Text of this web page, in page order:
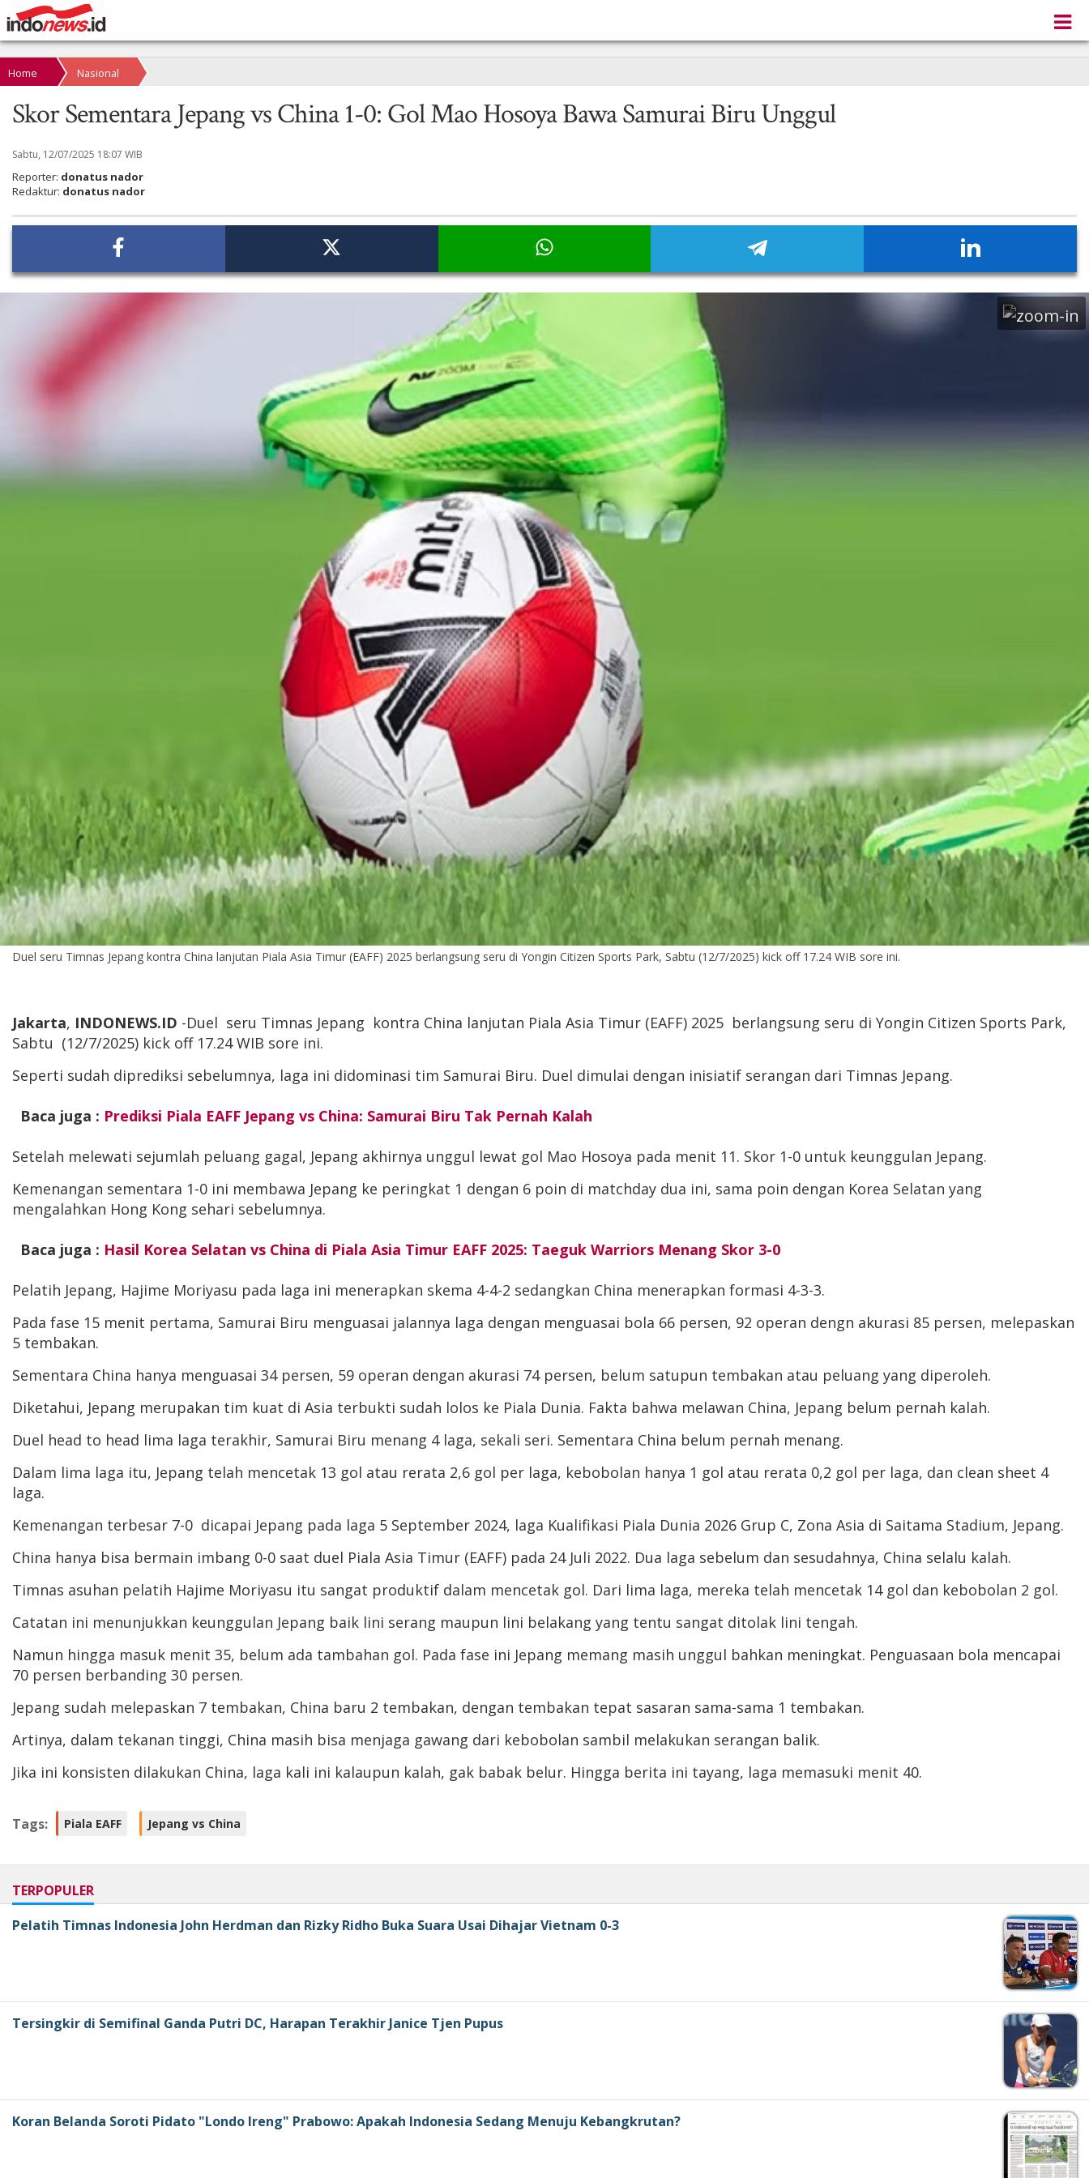
Home Nasional
Skor Sementara Jepang vs China 1-0: Gol Mao Hosoya Bawa Samurai Biru Unggul
Sabtu, 12/07/2025 18:07 WIB
Reporter: donatus nador
Redaktur: donatus nador
Duel seru Timnas Jepang kontra China lanjutan Piala Asia Timur (EAFF) 2025 berlangsung seru di Yongin Citizen Sports Park, Sabtu (12/7/2025) kick off 17.24 WIB sore ini.
Jakarta, INDONEWS.ID -Duel seru Timnas Jepang kontra China lanjutan Piala Asia Timur (EAFF) 2025 berlangsung seru di Yongin Citizen Sports Park,
Sabtu (12/7/2025) kick off 17.24 WIB sore ini.
Seperti sudah diprediksi sebelumnya, laga ini didominasi tim Samurai Biru. Duel dimulai dengan inisiatif serangan dari Timnas Jepang.
Baca juga : Prediksi Piala EAFF Jepang vs China: Samurai Biru Tak Pernah Kalah
Setelah melewati sejumlah peluang gagal, Jepang akhirnya unggul lewat gol Mao Hosoya pada menit 11. Skor 1-0 untuk keunggulan Jepang.
Kemenangan sementara 1-0 ini membawa Jepang ke peringkat 1 dengan 6 poin di matchday dua ini, sama poin dengan Korea Selatan yang
mengalahkan Hong Kong sehari sebelumnya.
Baca juga : Hasil Korea Selatan vs China di Piala Asia Timur EAFF 2025: Taeguk Warriors Menang Skor 3-0
Pelatih Jepang, Hajime Moriyasu pada laga ini menerapkan skema 4-4-2 sedangkan China menerapkan formasi 4-3-3.
Pada fase 15 menit pertama, Samurai Biru menguasai jalannya laga dengan menguasai bola 66 persen, 92 operan dengn akurasi 85 persen, melepaskan
5 tembakan.
Sementara China hanya menguasai 34 persen, 59 operan dengan akurasi 74 persen, belum satupun tembakan atau peluang yang diperoleh.
Diketahui, Jepang merupakan tim kuat di Asia terbukti sudah lolos ke Piala Dunia. Fakta bahwa melawan China, Jepang belum pernah kalah.
Duel head to head lima laga terakhir, Samurai Biru menang 4 laga, sekali seri. Sementara China belum pernah menang.
Dalam lima laga itu, Jepang telah mencetak 13 gol atau rerata 2,6 gol per laga, kebobolan hanya 1 gol atau rerata 0,2 gol per laga, dan clean sheet 4
laga.
Kemenangan terbesar 7-0 dicapai Jepang pada laga 5 September 2024, laga Kualifikasi Piala Dunia 2026 Grup C, Zona Asia di Saitama Stadium, Jepang.
China hanya bisa bermain imbang 0-0 saat duel Piala Asia Timur (EAFF) pada 24 Juli 2022. Dua laga sebelum dan sesudahnya, China selalu kalah.
Timnas asuhan pelatih Hajime Moriyasu itu sangat produktif dalam mencetak gol. Dari lima laga, mereka telah mencetak 14 gol dan kebobolan 2 gol.
Catatan ini menunjukkan keunggulan Jepang baik lini serang maupun lini belakang yang tentu sangat ditolak lini tengah.
Namun hingga masuk menit 35, belum ada tambahan gol. Pada fase ini Jepang memang masih unggul bahkan meningkat. Penguasaan bola mencapai
70 persen berbanding 30 persen.
Jepang sudah melepaskan 7 tembakan, China baru 2 tembakan, dengan tembakan tepat sasaran sama-sama 1 tembakan.
Artinya, dalam tekanan tinggi, China masih bisa menjaga gawang dari kebobolan sambil melakukan serangan balik.
Jika ini konsisten dilakukan China, laga kali ini kalaupun kalah, gak babak belur. Hingga berita ini tayang, laga memasuki menit 40.
Tags: Piala EAFF Jepang vs China
TERPOPULER
Pelatih Timnas Indonesia John Herdman dan Rizky Ridho Buka Suara Usai Dihajar Vietnam 0-3
Tersingkir di Semifinal Ganda Putri DC, Harapan Terakhir Janice Tjen Pupus
Koran Belanda Soroti Pidato "Londo Ireng" Prabowo: Apakah Indonesia Sedang Menuju Kebangkrutan?